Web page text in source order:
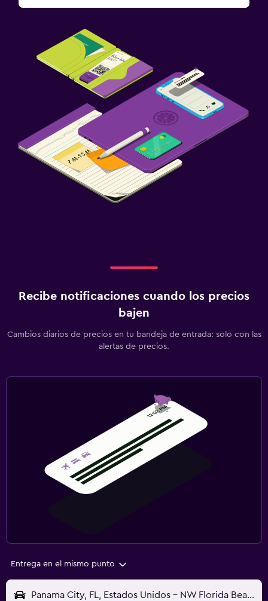
Recibe notificaciones cuando los precios
bajen
Cambios diarios de precios en tu bandeja de entrada: solo con las
alertas de precios.
Entrega en el mismo punto
Panama City, FL, Estados Unidos - NW Florida Beaches (ECP)